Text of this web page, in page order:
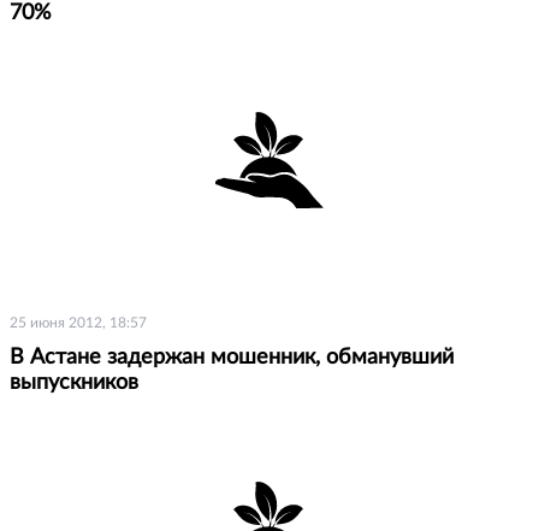
70%
25 июня 2012, 18:57
В Астане задержан мошенник, обманувший
выпускников